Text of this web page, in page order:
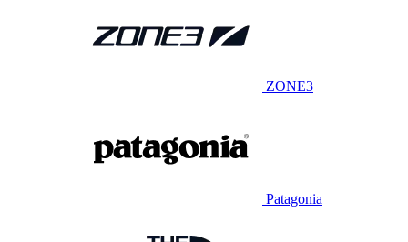
ZONE3
Patagonia